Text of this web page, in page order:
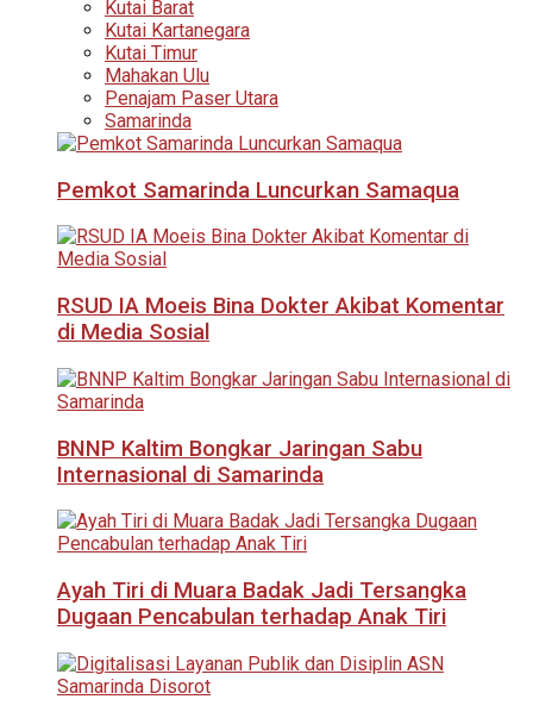
Kutai Barat
Kutai Kartanegara
Kutai Timur
Mahakan Ulu
Penajam Paser Utara
Samarinda
Pemkot Samarinda Luncurkan Samaqua
RSUD IA Moeis Bina Dokter Akibat Komentar
di Media Sosial
BNNP Kaltim Bongkar Jaringan Sabu
Internasional di Samarinda
Ayah Tiri di Muara Badak Jadi Tersangka
Dugaan Pencabulan terhadap Anak Tiri